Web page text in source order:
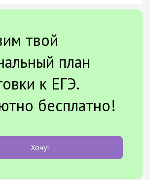
твой
план
к ЕГЭ.
бесплатно!
Хочу!